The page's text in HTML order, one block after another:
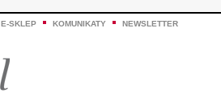
E-SKLEP KOMUNIKATY NEWSLETTER